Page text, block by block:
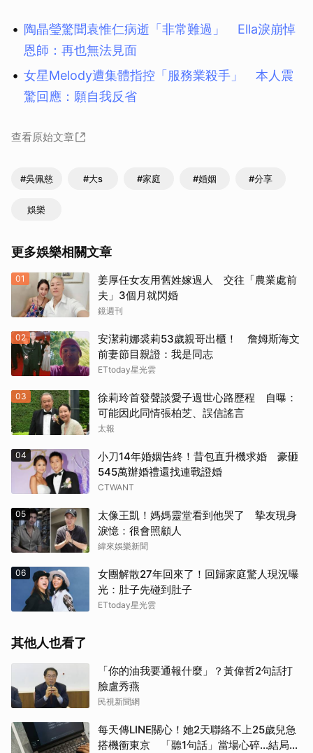
陶晶瑩驚聞袁惟仁病逝「非常難過」 Ella淚崩悼
恩師：再也無法見面
女星Melody遭集體指控「服務業殺手」 本人震
驚回應：願自我反省
查看原始文章
#吳佩慈 #大s #家庭 #婚姻 #分享
娛樂
更多娛樂相關文章
01
姜厚任女友用舊姓嫁過人 交往「農業處前
夫」3個月就閃婚
鏡週刊
02
安潔莉娜裘莉53歲親哥出櫃！ 詹姆斯海文
前妻節目親證：我是同志
ETtoday星光雲
03
徐莉玲首發聲談愛子過世心路歷程 自曝：
可能因此同情張柏芝、誤信謠言
太報
04
小刀14年婚姻告終！昔包直升機求婚 豪砸
545萬辦婚禮還找連戰證婚
CTWANT
05
太像王凱！媽媽靈堂看到他哭了 摯友現身
淚憶：很會照顧人
緯來娛樂新聞
06
女團解散27年回來了！回歸家庭驚人現況曝
光：肚子先碰到肚子
ETtoday星光雲
其他人也看了
「你的油我要通報什麼」？黃偉哲2句話打
臉盧秀燕
民視新聞網
每天傳LINE關心！她2天聯絡不上25歲兒急
搭機衝東京 「聽1句話」當場心碎...結局看